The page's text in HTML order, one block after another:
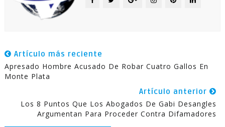
Artículo más reciente
Apresado Hombre Acusado De Robar Cuatro Gallos En
Monte Plata
Artículo anterior
Los 8 Puntos Que Los Abogados De Gabi Desangles
Argumentan Para Proceder Contra Difamadores